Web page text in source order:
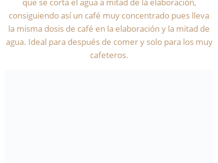
consiguiendo así un café muy concentrado pues lleva
la misma dosis de café en la elaboración y la mitad de
agua. Ideal para después de comer y solo para los muy
cafeteros.